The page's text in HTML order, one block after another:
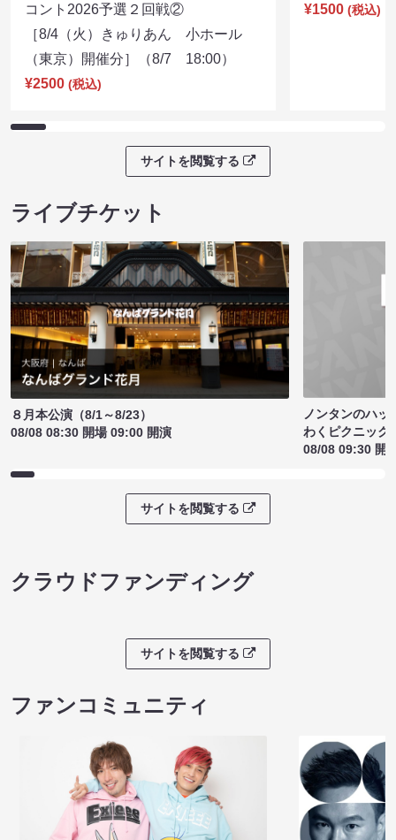
コント2026予選２回戦②
［8/4（火）きゅりあん 小ホール
（東京）開催分］（8/7 18:00）
¥2500 (税込)
¥1500 (税込)
サイトを閲覧する
ライブチケット
８月本公演（8/1～8/23）
08/08 08:30 開場 09:00 開演
ノンタンのハッ
わくピクニック
08/08 09:30 開
サイトを閲覧する
クラウドファンディング
サイトを閲覧する
ファンコミュニティ